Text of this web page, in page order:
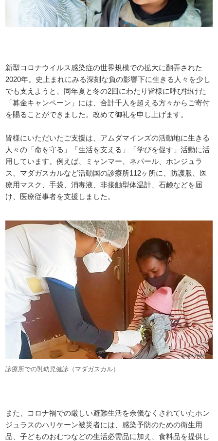
新型コロナウイルス感染症の世界規模での拡大に翻弄された
2020年。史上まれにみる深刻な負の影響下に生きる人々を少し
でも支えようと、同年夏と冬の2回にわたり皆様に呼び掛けた
「募金キャンペーン」には、合計千人を超える方々からご寄付
を賜ることができました。改めて御礼を申し上げます。
皆様にいただいたご支援は、アムダマインズの活動地に生きる
人々の「命を守る」「生活を支える」「学びを促す」活動に活
用しています。例えば、ミャンマー、ネパール、ホンジュラ
ス、マダガスカルなど活動国の診療所112ヶ所に、防護服、医
療用マスク、手袋、消毒液、非接触型体温計、石鹸などを届
け、医療従事者を支援しました。
診療所での乳幼児健診（マダガスカル）
また、コロナ禍での厳しい避難生活を余儀なくされていたホン
ジュラスのハリケーン被災者には、感染予防のための衛生用
品、子どものおむつなどの生活必需品に加え、食料品を提供し